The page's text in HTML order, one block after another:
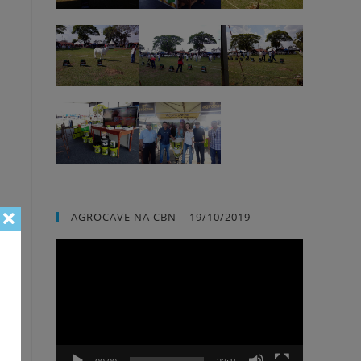
AGROCAVE NA CBN – 19/10/2019